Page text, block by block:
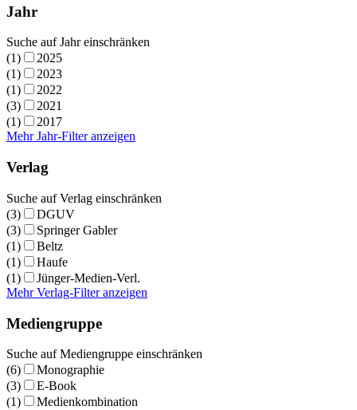
Jahr
Suche auf Jahr einschränken
(1)
2025
(1)
2023
(1)
2022
(3)
2021
(1)
2017
Mehr Jahr-Filter anzeigen
Verlag
Suche auf Verlag einschränken
(3)
DGUV
(3)
Springer Gabler
(1)
Beltz
(1)
Haufe
(1)
Jünger-Medien-Verl.
Mehr Verlag-Filter anzeigen
Mediengruppe
Suche auf Mediengruppe einschränken
(6)
Monographie
(3)
E-Book
(1)
Medienkombination